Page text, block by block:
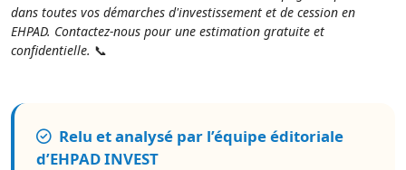
dans toutes vos démarches d'investissement et de cession en
EHPAD. Contactez-nous pour une estimation gratuite et
confidentielle. 📞
Relu et analysé par l’équipe éditoriale
d’EHPAD INVEST